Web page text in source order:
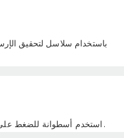
باستخدام سلاسل لتحقيق
استخدم أسطوانة للضغط على القالب وجعل الحلوى تسقط من القالب.